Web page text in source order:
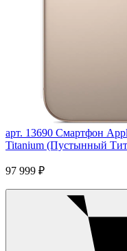
арт. 13690 Смартфон
Titanium (Пустынный
97 999 ₽